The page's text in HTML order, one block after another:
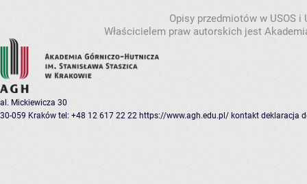
Opisy przedmiotów w USOS
Właścicielem praw autorskich jest
al. Mickiewicza 30
30-059 Kraków tel: +48 12 617 22 22 https://www.agh.edu.pl/ kontakt deklaracja